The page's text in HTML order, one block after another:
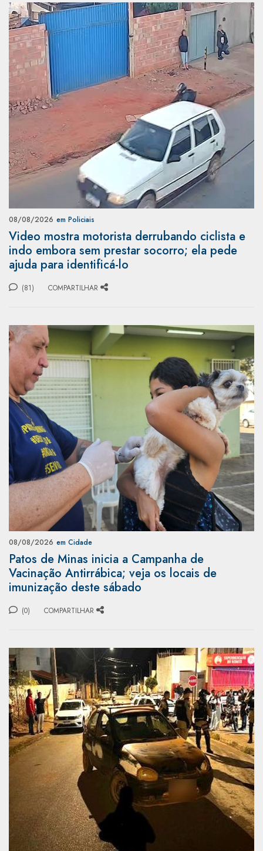
08/08/2026 em Policiais
Video mostra motorista derrubando ciclista e
indo embora sem prestar socorro; ela pede
ajuda para identificá-lo
(81) COMPARTILHAR
08/08/2026 em Cidade
Patos de Minas inicia a Campanha de
Vacinação Antirrábica; veja os locais de
imunização deste sábado
(0) COMPARTILHAR